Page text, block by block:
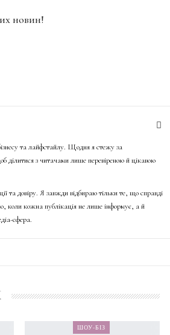
новин!
та лайфстайлу. Щодня я стежу за
ділитися з читачами лише перевіреною й цікавою
та довіру. Я завжди відбираю тільки те, що справді
кожна публікація не лише інформує, а й
сфера.
ШОУ-БІЗ